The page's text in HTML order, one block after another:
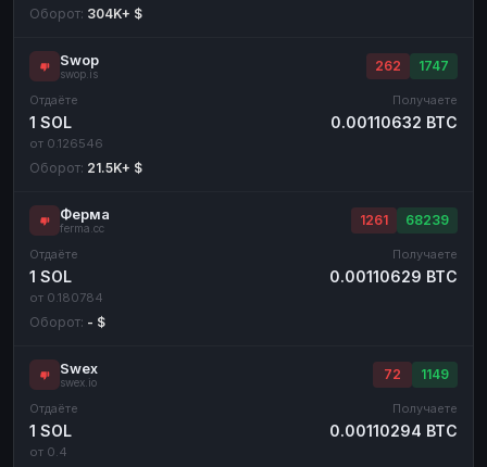
Оборот: 304K+ $
Swop
swop.is
262 1747
Отдаёте
1 SOL
от 0.126546
Получаете
0.00110632 BTC
Оборот: 21.5K+ $
Ферма
ferma.cc
1261 68239
Отдаёте
1 SOL
от 0.180784
Получаете
0.00110629 BTC
Оборот: - $
Swex
swex.io
72 1149
Отдаёте
1 SOL
от 0.4
Получаете
0.00110294 BTC